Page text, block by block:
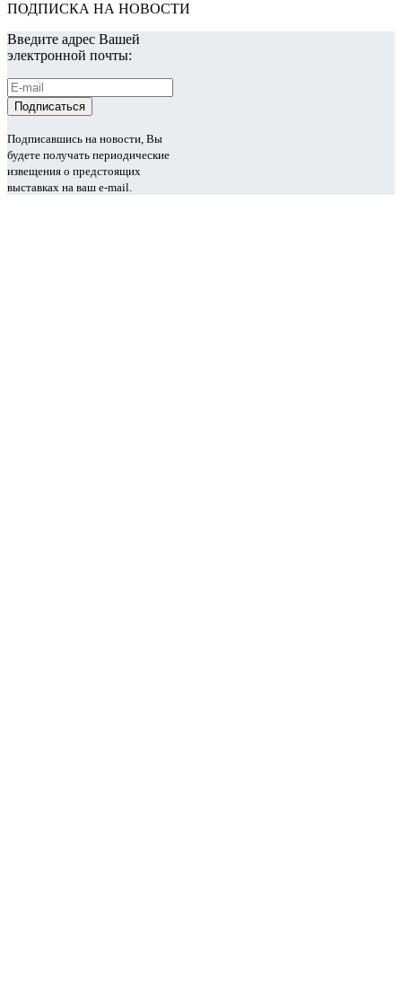
ПОДПИСКА НА НОВОСТИ
Введите адрес Вашей
электронной почты:
Подписавшись на новости, Вы
будете получать периодические
извещения о предстоящих
выставках на ваш e-mail.